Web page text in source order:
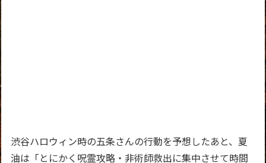
渋谷ハロウィン時の五条さんの行動を予想したあと、夏
油は「とにかく呪霊攻略・非術師救出に集中させて時間